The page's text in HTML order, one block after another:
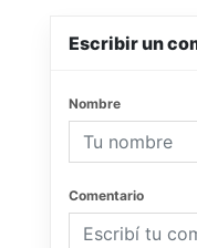
Escribir un
Nombre
Comentario